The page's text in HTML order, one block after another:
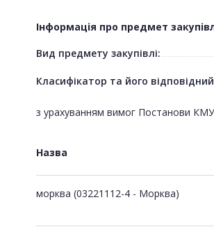
Інформація про предмет
Вид предмету закупівлі:
Класифікатор та його
з урахуванням вимог Постанови
Назва
морква (03221112-4 - Морква)